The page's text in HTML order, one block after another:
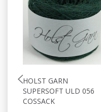
HOLST GARN
SUPERSOFT ULD 056
COSSACK